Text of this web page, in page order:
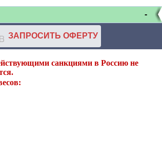
-
ЗАПРОСИТЬ ОФЕРТУ
санкциями в Россию не